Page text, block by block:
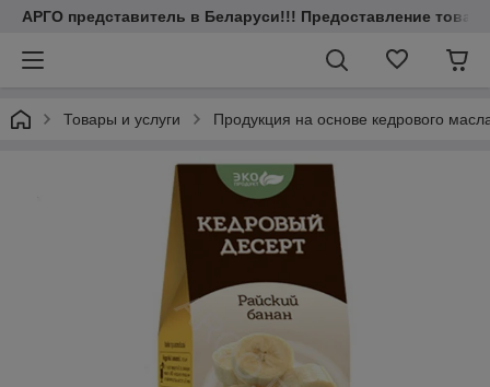
АРГО представитель в Беларуси!!! Предоставление
Товары и услуги Продукция на основе кедрового